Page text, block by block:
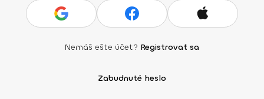
Nemáš ešte účet? Registrovať sa
Zabudnuté heslo